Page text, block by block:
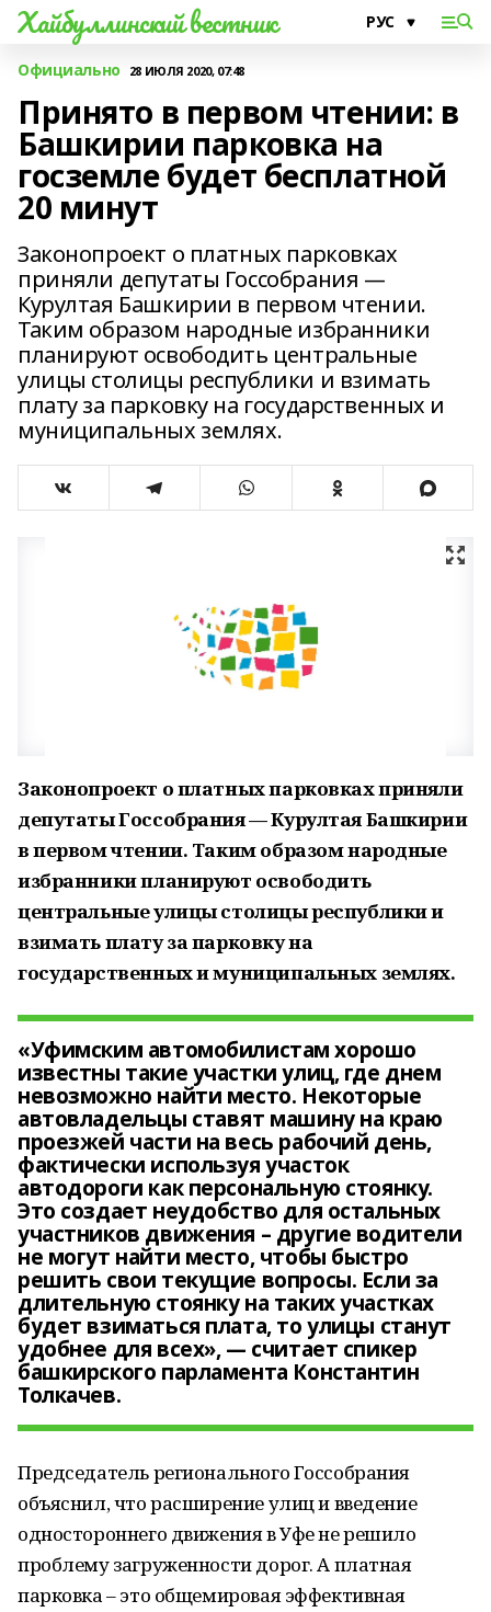
Хайбуллинский вестник
Официально 28 ИЮЛЯ 2020, 07:48
Принято в первом чтении: в
Башкирии парковка на
госземле будет бесплатной
20 минут
Законопроект о платных парковках
приняли депутаты Госсобрания —
Курултая Башкирии в первом чтении.
Таким образом народные избранники
планируют освободить центральные
улицы столицы республики и взимать
плату за парковку на государственных и
муниципальных землях.
Законопроект о платных парковках приняли
депутаты Госсобрания — Курултая Башкирии
в первом чтении. Таким образом народные
избранники планируют освободить
центральные улицы столицы республики и
взимать плату за парковку на
государственных и муниципальных землях.
«Уфимским автомобилистам хорошо
известны такие участки улиц, где днем
невозможно найти место. Некоторые
автовладельцы ставят машину на краю
проезжей части на весь рабочий день,
фактически используя участок
автодороги как персональную стоянку.
Это создает неудобство для остальных
участников движения – другие водители
не могут найти место, чтобы быстро
решить свои текущие вопросы. Если за
длительную стоянку на таких участках
будет взиматься плата, то улицы станут
удобнее для всех», — считает спикер
башкирского парламента Константин
Толкачев.
Председатель регионального Госсобрания
объяснил, что расширение улиц и введение
одностороннего движения в Уфе не решило
проблему загруженности дорог. А платная
парковка – это общемировая эффективная